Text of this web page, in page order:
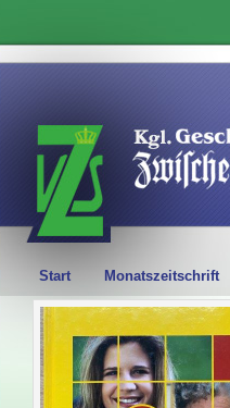
Start Monatszeitschrift